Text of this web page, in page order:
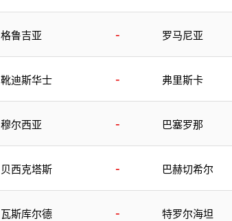
格鲁吉亚 - 罗马尼亚
靴迪斯华士 - 弗里斯卡
穆尔西亚 - 巴塞罗那
贝西克塔斯 - 巴赫切希尔
瓦斯库尔德 - 特罗尔海坦